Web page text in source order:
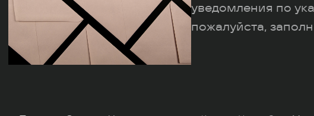
уведомления по
пожалуйста,